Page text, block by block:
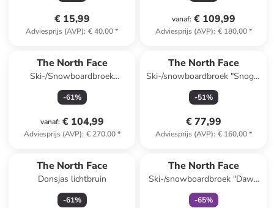
€ 15,99
Adviesprijs (AVP): € 40,00*
vanaf: € 109,99
Adviesprijs (AVP): € 180,00*
The North Face
Ski-/Snowboardbroek
"Lenado" zwart
-61%
vanaf: € 104,99
Adviesprijs (AVP): € 270,00*
The North Face
Ski-/snowboardbroek "Snoga"
zwart
-51%
€ 77,99
Adviesprijs (AVP): € 160,00*
The North Face
Donsjas lichtbruin
-61%
The North Face
Ski-/snowboardbroek "Dawn
Turn" blauw/zwart
-65%